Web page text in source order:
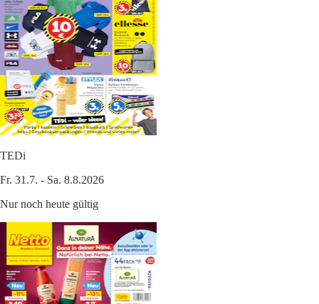
TEDi
Fr. 31.7. - Sa. 8.8.2026
Nur noch heute gültig